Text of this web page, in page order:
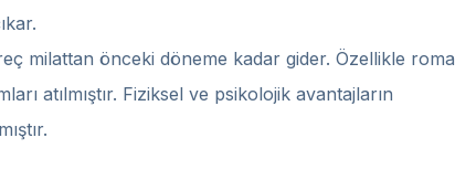
milattan önceki döneme kadar gider. Özellikle roma
atılmıştır. Fiziksel ve psikolojik avantajların